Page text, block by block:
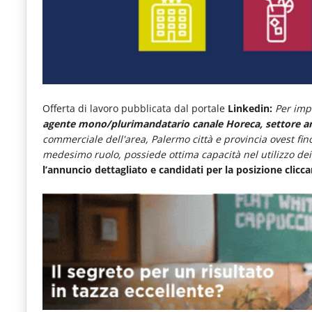
sul
mondo
dell'alimentazione,
dei
consumi
fuoricasa,
del
Food
Service
e
tutte
Offerta di lavoro pubblicata dal portale Linkedin: Per
agente mono/plurimandatario canale Horeca, settore
commerciale dell'area, Palermo città e provincia ovest
medesimo ruolo, possiede ottima capacità nel utilizzo
l’annuncio dettagliato e candidati per la posizione